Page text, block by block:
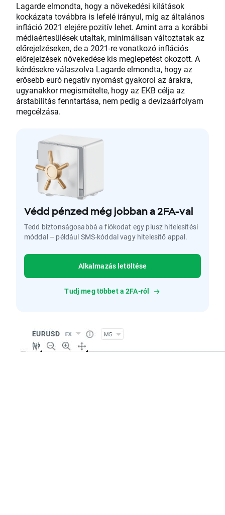
Lagarde elmondta, hogy a növekedési kilátások
kockázata továbbra is lefelé irányul, míg az általános
infláció 2021 elejére pozitív lehet. Amint arra a korábbi
médiaértesülések utaltak, minimálisan változtatak az
előrejelzéseken, de a 2021-re vonatkozó inflációs
előrejelzések növekedése kis meglepetést okozott. A
kérdésekre válaszolva Lagarde elmondta, hogy az
erősebb euró negatív nyomást gyakorol az árakra,
ugyanakkor megismételte, hogy az EKB célja az
árstabilitás fenntartása, nem pedig a devizaárfolyam
megcélzása.
Védd pénzed még jobban a 2FA-val
Tedd biztonságosabbá a fiókodat egy plusz hitelesítési
móddal – például SMS-kóddal vagy hitelesítő appal.
Alkalmazás letöltése
Tudj meg többet a 2FA-ról